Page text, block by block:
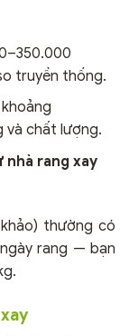
truyền thống.
khoảng
và chất lượng.
rang xay
thường có
rang — bạn